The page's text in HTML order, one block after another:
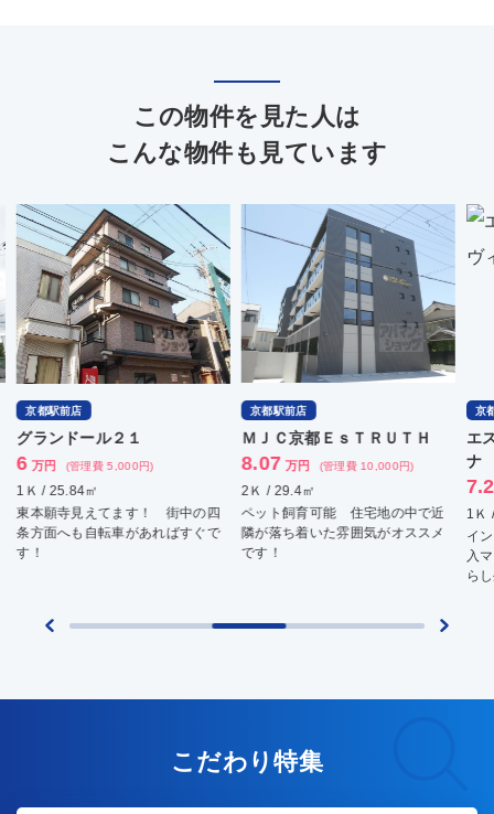
この物件を見た人は
こんな物件も見ています
京都駅前店
グランドール２１
6 万円 (管理費 5,000円)
1Ｋ / 25.84㎡
東本願寺見えてます！ 街中の四
条方面へも自転車があればすぐで
す！
京都駅前店
ＭＪＣ京都ＥｓＴＲＵＴＨ
8.07 万円 (管理費 10,000円)
2Ｋ / 29.4㎡
ペット飼育可能 住宅地の中で近
隣が落ち着いた雰囲気がオススメ
です！
京
エ
ナ
7.2
1Ｋ
イ
入
ら
こだわり特集